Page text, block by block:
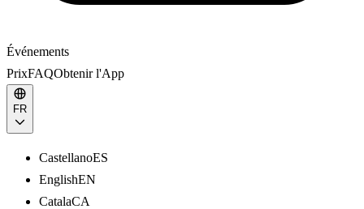
Événements
PrixFAQObtenir l'App
FR
CastellanoES
EnglishEN
CatalaCA